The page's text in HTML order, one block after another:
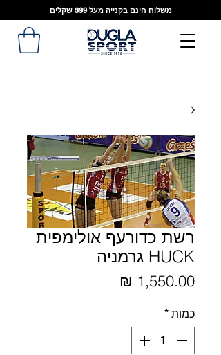
משלוח חינם בקנייה מעל 399 שקלים
רשת כדורעף אולימפית
HUCK גרמניה
כמות *